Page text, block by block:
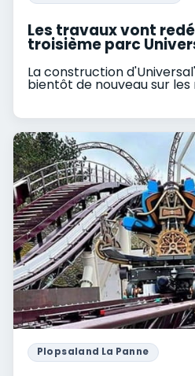
Les travaux vont
troisième parc
La construction
bientôt de nouveau sur les
Plopsaland La Panne